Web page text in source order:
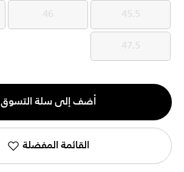
45.5
45.5
46
46
47.5
47.5
الكمية
1
أضف إلى سلة التسوق
القائمة المفضلة